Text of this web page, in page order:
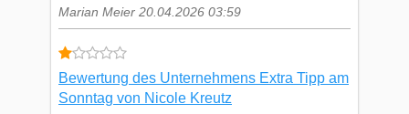
Marian Meier 20.04.2026 03:59
Bewertung des Unternehmens Extra Tipp am
Sonntag von Nicole Kreutz